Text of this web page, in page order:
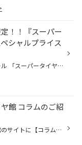
！！『スーパー
シャルプライス
タイヤ館のお得なセール 「スーパータイヤセール」「スペシャルプライスデー」が 11月30日で終了致します！ 現在タイヤをご検討中のお客様には非常にお得なダブル開催セール期間です！ 人気のエコピアからお買い得なセイバーリングと 期間限定のNEWNOがお買い得！ この冬の安全の為にブリザックVRX...
館 コラムのご紹
コクピット・タイヤ館のサイトに【コラム】があるのはご存知でしょうか。 みなさんのおクルマのお悩みやタイヤに関するコラム記事を掲載しております。 この度は、『アライメント』や『コーティング』などのおクルマのメンテナンス、 タイヤに関連するコラム記事を掲載いたしました。 点検や交換の...